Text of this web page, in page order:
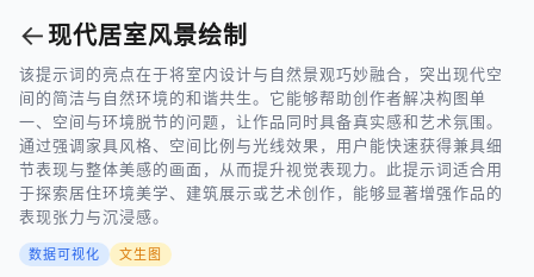
←现代居室风景绘制
该提示词的亮点在于将室内设计与自然景观巧妙融合，突出现代空
间的简洁与自然环境的和谐共生。它能够帮助创作者解决构图单
一、空间与环境脱节的问题，让作品同时具备真实感和艺术氛围。
通过强调家具风格、空间比例与光线效果，用户能快速获得兼具细
节表现与整体美感的画面，从而提升视觉表现力。此提示词适合用
于探索居住环境美学、建筑展示或艺术创作，能够显著增强作品的
表现张力与沉浸感。
数据可视化 文生图